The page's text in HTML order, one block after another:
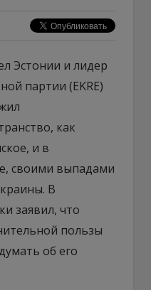
Эстонии и лидер
партии (EKRE)
как
и в
своими выпадами
В
заявил, что
пользы
об его